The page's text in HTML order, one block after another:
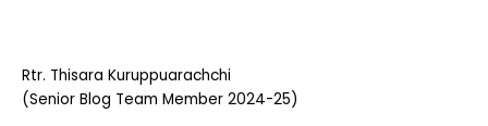
Rtr. Thisara Kuruppuarachchi
(Senior Blog Team Member 2024-25)